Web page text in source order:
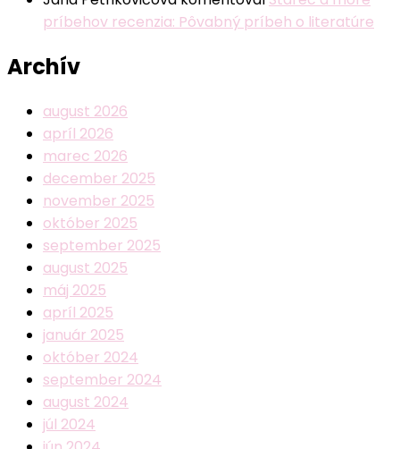
príbehov recenzia: Pôvabný príbeh o literatúre
Archív
august 2026
apríl 2026
marec 2026
december 2025
november 2025
október 2025
september 2025
august 2025
máj 2025
apríl 2025
január 2025
október 2024
september 2024
august 2024
júl 2024